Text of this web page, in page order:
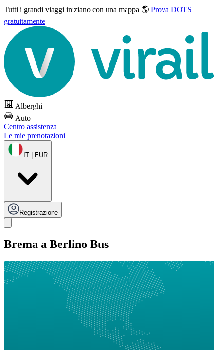
Tutti i grandi viaggi iniziano con una mappa 🌎 Prova DOTS
gratuitamente
Alberghi
Auto
Centro assistenza
Le mie prenotazioni
IT | EUR
Registrazione
Brema a Berlino Bus